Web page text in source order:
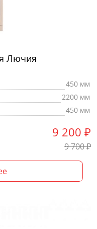
Лючия
450 мм
2200 мм
450 мм
9 200 ₽
9 700₽